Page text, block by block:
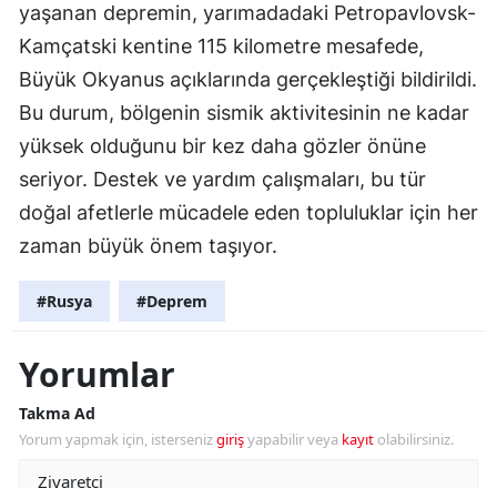
yaşanan depremin, yarımadadaki Petropavlovsk-
Kamçatski kentine 115 kilometre mesafede,
Büyük Okyanus açıklarında gerçekleştiği bildirildi.
Bu durum, bölgenin sismik aktivitesinin ne kadar
yüksek olduğunu bir kez daha gözler önüne
seriyor. Destek ve yardım çalışmaları, bu tür
doğal afetlerle mücadele eden topluluklar için her
zaman büyük önem taşıyor.
#Rusya #Deprem
Yorumlar
Takma Ad
Yorum yapmak için, istersenizgirişyapabilir veya kayıt olabilirsiniz.